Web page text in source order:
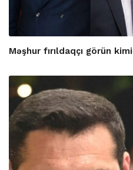
Məşhur fırıldaqçı görün